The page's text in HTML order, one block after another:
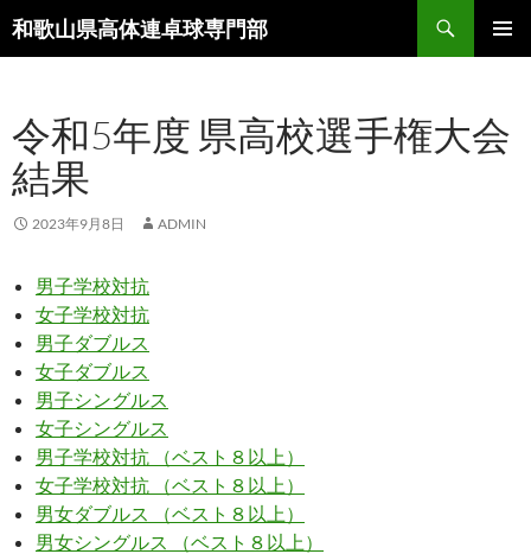
ン
ス
和歌山県高体連卓球専門部
検
索
令和5年度 県高校選手権大会
結果
2023年9月8日 ADMIN
男子学校対抗
女子学校対抗
男子ダブルス
女子ダブルス
男子シングルス
女子シングルス
男子学校対抗 （ベスト８以上）
女子学校対抗 （ベスト８以上）
男女ダブルス （ベスト８以上）
男女シングルス （ベスト８以上）